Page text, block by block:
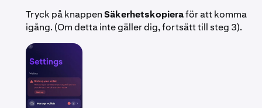
Tryck på knappenSäkerhetskopieraför att komma
igång. (Om detta inte gäller dig, fortsätt till steg 3).